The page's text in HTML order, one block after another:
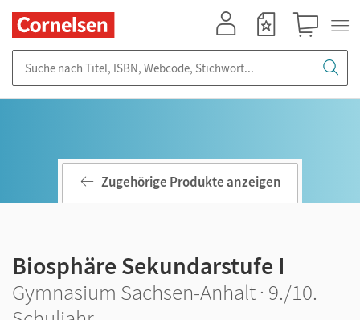
Zugehörige Produkte anzeigen
Biosphäre Sekundarstufe I
Gymnasium Sachsen-Anhalt · 9./10.